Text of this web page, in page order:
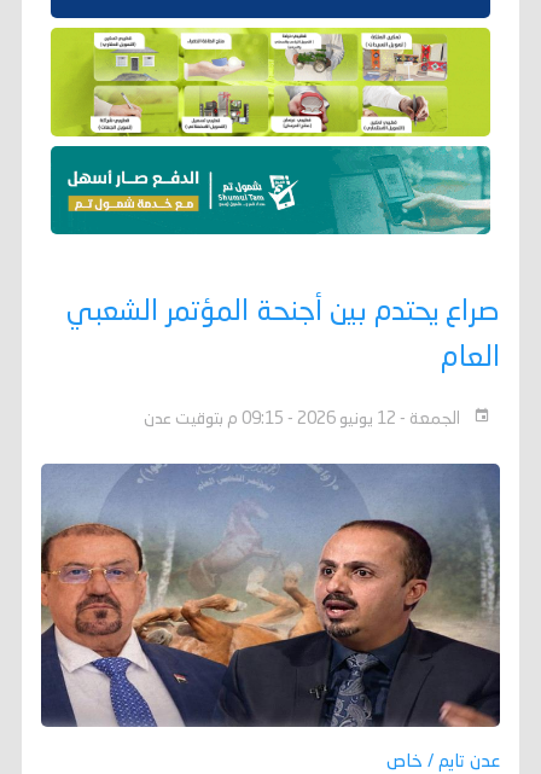
صراع يحتدم بين أجنحة المؤتمر الشعبي
العام
الجمعة - 12 يونيو 2026 - 09:15 م بتوقيت عدن
عدن تايم / خاص